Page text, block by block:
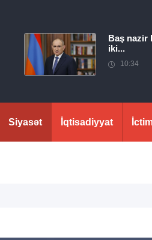
Baş nazir
iki...
10:34
Siyasət İqtisadiyyat